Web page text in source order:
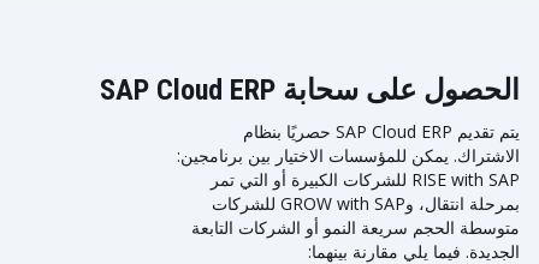
الحصول على سحابة SAP Cloud ERP
يتم تقديم SAP Cloud ERP حصريًا بنظام
الاشتراك. يمكن للمؤسسات الاختيار بين برنامجين:
RISE with SAP للشركات الكبيرة أو التي تمر
بمرحلة انتقال، وGROW with SAP للشركات
متوسطة الحجم سريعة النمو أو الشركات التابعة
الجديدة. فيما يلي مقارنة بينهما: